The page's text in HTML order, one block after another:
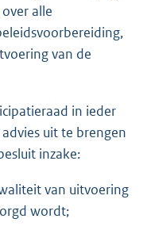
alle
van de
in ieder
uit te brengen
inzake:
van uitvoering
wordt;